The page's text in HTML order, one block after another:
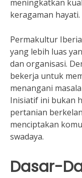
meningkatkan
keragaman hayati.
Permakultur
yang lebih luas
dan organisasi.
bekerja untuk
menangani
Inisiatif ini bukan
pertanian
menciptakan
swadaya.
Dasar-